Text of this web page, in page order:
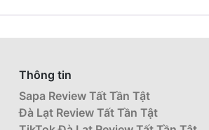
Thông tin
Sapa Review Tất Tần Tật
Đà Lạt Review Tất Tần Tật